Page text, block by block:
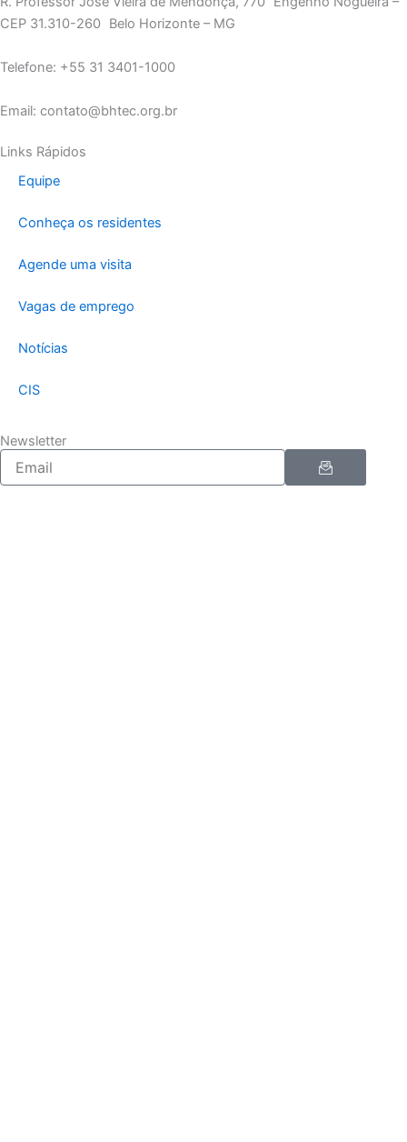
CEP 31.310-260 Belo Horizonte – MG
Telefone: +55 31 3401-1000
Email: contato@bhtec.org.br
Links Rápidos
Equipe
Conheça os residentes
Agende uma visita
Vagas de emprego
Notícias
CIS
Newsletter
Enviar